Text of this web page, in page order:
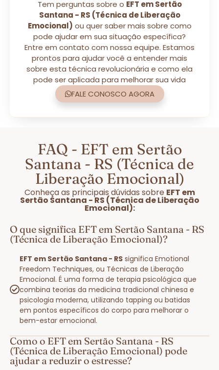
Tem perguntas sobre o EFT em Sertão
Santana - RS (Técnica de Liberação
Emocional) ou quer saber mais sobre como
pode ajudar em sua situação específica?
Entre em contato com nossa equipe. Estamos
prontos para ajudar você a entender mais
sobre esta técnica revolucionária e como ela
pode ser aplicada para melhorar sua vida
FALE CONOSCO AGORA
FAQ - EFT em Sertão
Santana - RS (Técnica de
Liberação Emocional)
Conheça as principais dúvidas sobre EFT em
Sertão Santana - RS (Técnica de Liberação
Emocional):
O que significa EFT em Sertão Santana - RS
(Técnica de Liberação Emocional)?
EFT em Sertão Santana - RS significa Emotional
Freedom Techniques, ou Técnicas de Liberação
Emocional. É uma forma de terapia psicológica que
combina teorias da medicina tradicional chinesa e
psicologia moderna, utilizando tapping ou batidas
em pontos específicos do corpo para melhorar o
bem-estar emocional.
Como o EFT em Sertão Santana - RS
(Técnica de Liberação Emocional) pode
ajudar a reduzir o estresse?